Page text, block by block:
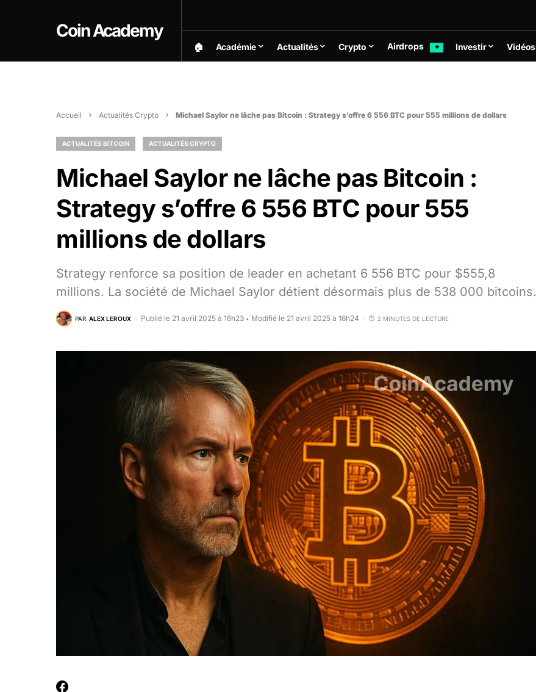
Coin Academy
🏠︎ Académie Actualités Crypto Airdrops ✦ Investir Vidéos
Accueil Actualités Crypto Michael Saylor ne lâche pas Bitcoin : Strategy s’offre 6 556 BTC pour 555 millions de dollars
ACTUALITÉS BITCOIN ACTUALITÉS CRYPTO
Michael Saylor ne lâche pas Bitcoin :
Strategy s’offre 6 556 BTC pour 555
millions de dollars
Strategy renforce sa position de leader en achetant 6 556 BTC pour $555,8
millions. La société de Michael Saylor détient désormais plus de 538 000 bitcoins.
PAR ALEX LEROUX Publié le 21 avril 2025 à 16h23 • Modifié le 21 avril 2025 à 16h24 2 MINUTES DE LECTURE